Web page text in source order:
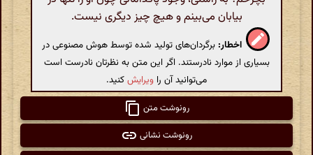
بیابان می‌بینم و هیچ چیز دیگری نیست.
اخطار: برگردان‌های تولید شده توسط هوش مصنوعی در
بسیاری از موارد نادرستند. اگر این متن به نظرتان نادرست است
می‌توانید آن را ویرایشکنید.
رونوشت متن
رونوشت نشانی